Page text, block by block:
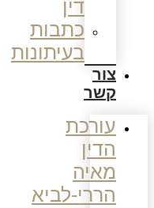
דין
כתבות
בעיתונות
צור
קשר
עורכת
הדין
מאיה
הררי-לביא